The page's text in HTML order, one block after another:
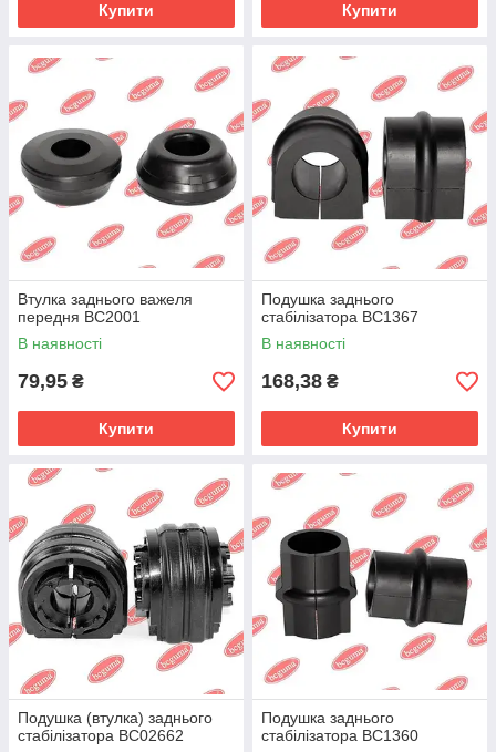
Купити Купити
Втулка заднього важеля
передня BC2001
В наявності
79,95 ₴
Купити
Подушка заднього
стабілізатора BC1367
В наявності
168,38 ₴
Купити
Подушка (втулка) заднього
стабілізатора BC02662
Подушка заднього
стабілізатора BC1360